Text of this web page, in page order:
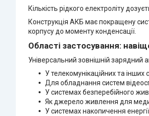
Кількість рідкого електроліту
Конструкція АКБ має покращену
корпусу до моменту конденсації.
Області застосування:
Універсальний зовнішній зарядний
У телекомунікаційних та
Для обладнання систем
У системах безперебійного
Як джерело живлення для
У системах накопичення